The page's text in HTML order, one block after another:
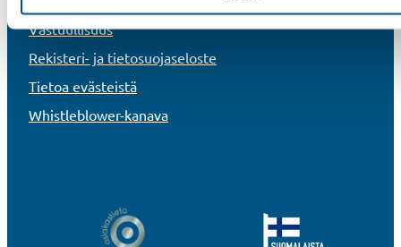
Vastuullisuus
Rekisteri- ja tietosuojaseloste
Tietoa evästeistä
Whistleblower-kanava